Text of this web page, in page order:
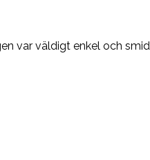
var väldigt enkel och